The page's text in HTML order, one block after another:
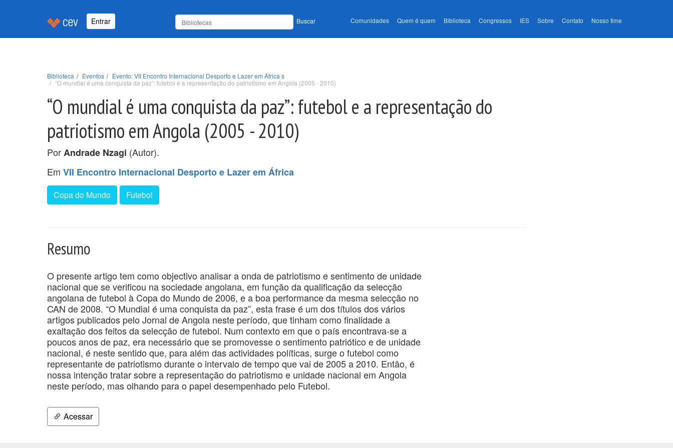
Entrar Buscar Comunidades Quem é quem Biblioteca Congressos IES Sobre Contato Nosso time
Biblioteca Eventos
Evento: VII Encontro Internacional Desporto e Lazer em África s
“O mundial é uma conquista da paz”: futebol e a representação do patriotismo em Angola (2005 - 2010)
“O mundial é uma conquista da paz”: futebol e a representação do
patriotismo em Angola (2005 - 2010)
PorAndrade Nzagi (Autor).
Em VII Encontro Internacional Desporto e Lazer em África
Copa do Mundo Futebol
Resumo
O presente artigo tem como objectivo analisar a onda de patriotismo e sentimento de unidade
nacional que se verificou na sociedade angolana, em função da qualificação da selecção
angolana de futebol à Copa do Mundo de 2006, e a boa performance da mesma selecção no
CAN de 2008. “O Mundial é uma conquista da paz”, esta frase é um dos títulos dos vários
artigos publicados pelo Jornal de Angola neste período, que tinham como finalidade a
exaltação dos feitos da selecção de futebol. Num contexto em que o país encontrava-se a
poucos anos de paz, era necessário que se promovesse o sentimento patriótico e de unidade
nacional, é neste sentido que, para além das actividades políticas, surge o futebol como
representante de patriotismo durante o intervalo de tempo que vai de 2005 a 2010. Então, é
nossa intenção tratar sobre a representação do patriotismo e unidade nacional em Angola
neste período, mas olhando para o papel desempenhado pelo Futebol.
Acessar